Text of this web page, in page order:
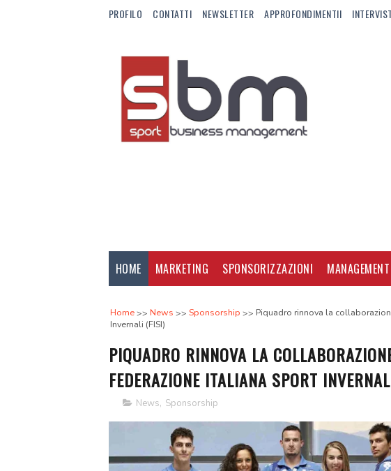
PROFILO CONTATTI NEWSLETTER APPROFONDIMENTII
HOME MARKETING SPONSORIZZAZIONI MANAGEMENT
Home News Sponsorship
Piquadro rinnova la
Invernali (FISI)
PIQUADRO RINNOVA LA
FEDERAZIONE ITALIANA SPORT
News, Sponsorship